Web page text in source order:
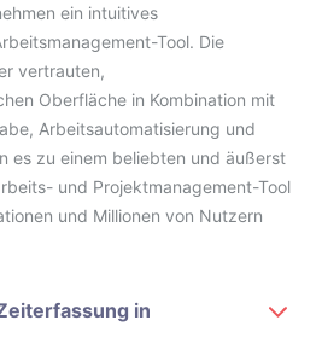
ein intuitives
Tool. Die
vertrauten,
Oberfläche in Kombination mit
Arbeitsautomatisierung und
es zu einem beliebten und äußerst
und Projektmanagement-Tool
und Millionen von Nutzern
in